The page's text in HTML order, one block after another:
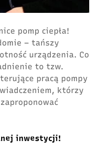
pomp ciepła!
– tańszy
urządzenia. Co
to tzw.
pracą pompy
którzy
inwestycji!